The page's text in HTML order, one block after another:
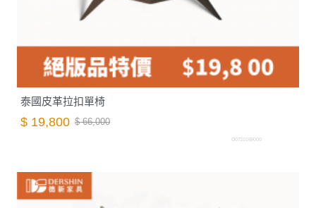
泰國皮革拉扣單椅
$ 19,800 $ 66,000
O0710169000